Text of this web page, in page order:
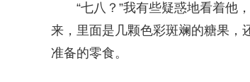
“七八？”我有些疑惑地看着他
来，里面是几颗色彩斑斓的糖果，
准备的零食。